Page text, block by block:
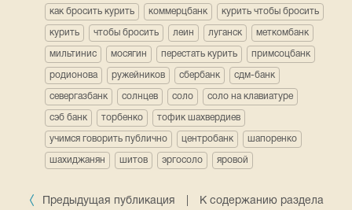
как бросить курить коммерцбанк курить чтобы бросить
курить чтобы бросить леин луганск меткомбанк
мильтинис мосягин перестать курить примсоцбанк
родионова ружейников сбербанк сдм-банк
севергазбанк солнцев соло соло на клавиатуре
сэб банк торбенко тофик шахвердиев
учимся говорить публично центробанк шапоренко
шахиджанян шитов эргосоло яровой
Предыдущая публикация
К содержанию раздела